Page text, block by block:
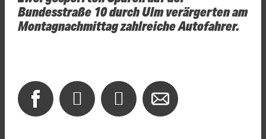
Bundesstraße 10 durch Ulm verärgerten am
Montagnachmittag zahlreiche Autofahrer.